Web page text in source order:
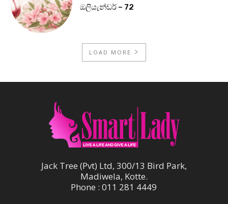
ඔලියැන්ඩර් – 72
LOAD MORE
Jack Tree (Pvt) Ltd, 300/13 Bird Park,
Madiwela, Kotte.
Phone : 011 281 4449